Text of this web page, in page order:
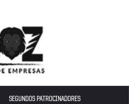
SEGUNDOS PATROCINADORES